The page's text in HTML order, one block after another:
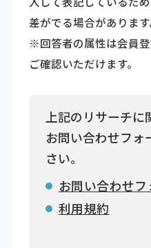
差がでる場合があります
※回答者の属性は会員
ご確認いただけます。
上記のリサーチに
お問い合わせフォ
さい。
お問い合わせフ
利用規約